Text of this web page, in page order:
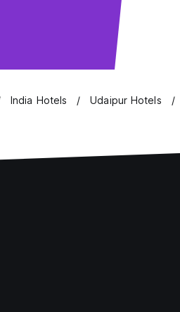
India Hotels Udaipur Hotels